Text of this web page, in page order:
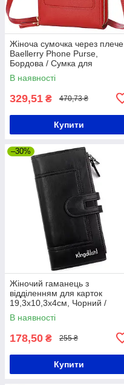
Жіноча сумочка через плече
Baellerry Phone Purse,
Бордова / Сумка для
телефону / Гаманець-клатч
В наявності
329,51 ₴ 470,73 ₴
Купити
–30%
Жіночий гаманець з
відділенням для карток
19,3х10,3х4см, Чорний /
Гаманець жіночий великий /
Жіноче портмоне
В наявності
178,50 ₴ 255 ₴
Купити